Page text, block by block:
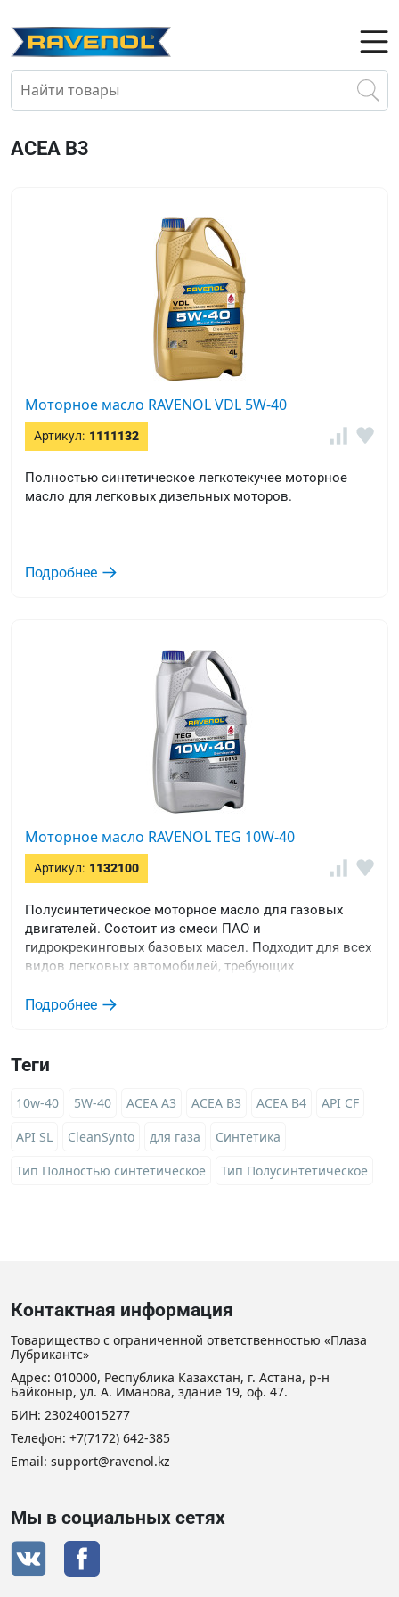
Теги
10w-40 5W-40 ACEA A3 ACEA B3 ACEA B4
API CF
API SL
CleanSynto для газа
Синтетика
Тип Полностью синтетическое
Тип Полусинтетическое
ACEA B3
Моторное масло RAVENOL VDL 5W-40
Артикул: 1111132
Полностью синтетическое легкотекучее моторное
масло для легковых дизельных моторов.
Подробнее
Моторное масло RAVENOL TEG 10W-40
Артикул: 1132100
Полусинтетическое моторное масло для газовых
двигателей. Состоит из смеси ПАО и
гидрокрекинговых базовых масел. Подходит для всех
видов легковых автомобилей, требующих
Подробнее
Контактная информация
Товарищество с ограниченной ответственностью «Плаза
Лубрикантс»
Адрес: 010000, Республика Казахстан, г. Астана, р-н
Байконыр, ул. А. Иманова, здание 19, оф. 47.
БИН: 230240015277
Телефон: +7(7172) 642-385
Email: support@ravenol.kz
Мы в социальных сетях